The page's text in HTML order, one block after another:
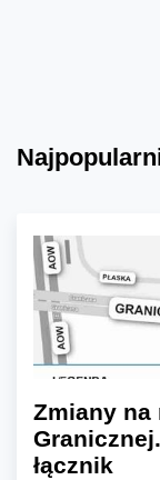
Zmiany na
łącznik